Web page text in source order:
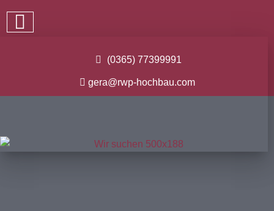
(0365) 77399991
gera@rwp-hochbau.com